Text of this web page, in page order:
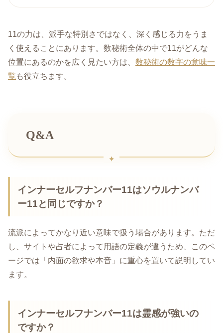
11の力は、派手な特別さではなく、深く感じる力をうま
く使えることにあります。数秘術全体の中で11がどんな
位置にあるのかを広く見たい方は、 数秘術の数字の意味一
覧 も役立ちます。
Q&A
インナーセルフナンバー11はソウルナンバ
ー11と同じですか？
流派によってかなり近い意味で扱う場合があります。ただ
し、サイトや占者によって用語の定義が違うため、このペ
ージでは「内面の欲求や本音」に重心を置いて説明してい
ます。
インナーセルフナンバー11は霊感が強いの
ですか？